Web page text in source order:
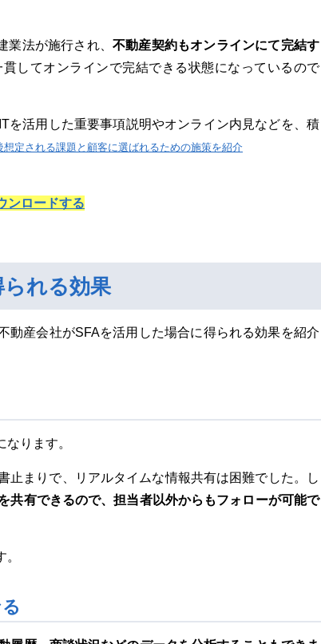
法が施行され、 不動産契約もオンラインにて完結す
してオンラインで完結できる状態になっているので
を活用した重要事項説明やオンライン内見などを、積
想定される課題と顧客に選ばれるための施策を紹介
ンロードする
られる効果
動産会社がSFAを活用した場合に得られる効果を紹介
ります。
止まりで、リアルタイムな情報共有は困難でした。し
共有できるので、担当者以外からもフォローが可能で